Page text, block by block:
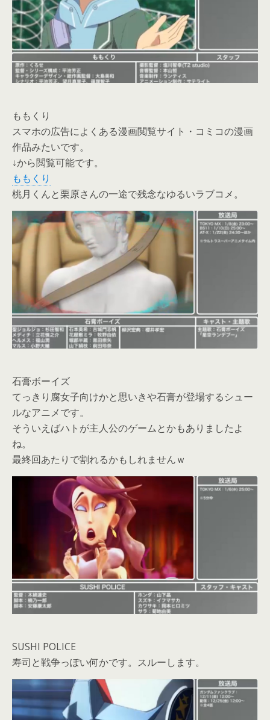
ももくり
スマホの広告によくある漫画閲覧サイト・コミコの漫画
作品みたいです。
↓から閲覧可能です。
ももくり
桃月くんと栗原さんの一途で残念なゆるいラブコメ。
石膏ボーイズ
てっきり腐女子向けかと思いきや石膏が登場するシュー
ルなアニメです。
そういえばハトが主人公のゲームとかもありましたよ
ね。
最終回あたりで割れるかもしれませんｗ
SUSHI POLICE
寿司と戦争っぽい何かです。スルーします。